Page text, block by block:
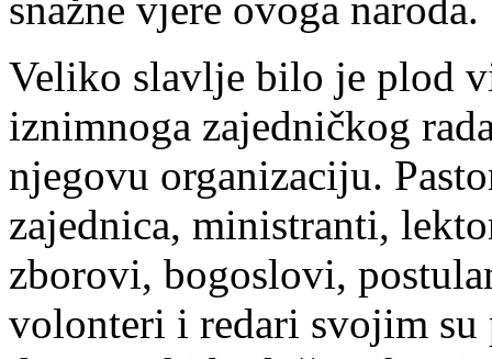
snažne vjere ovoga naroda.
Veliko slavlje bilo je plod
iznimnoga zajedničkog
njegovu organizaciju.
zajednica, ministranti,
zborovi, bogoslovi,
volonteri i redari svojim